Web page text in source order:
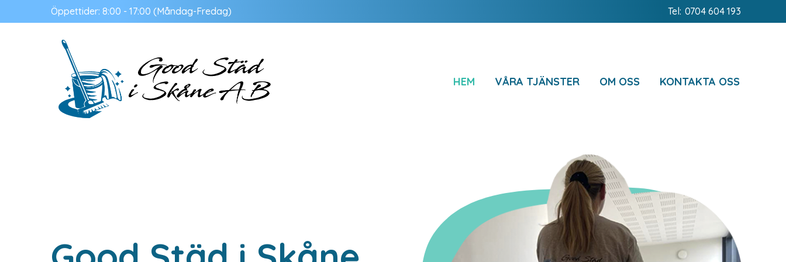
Öppettider: 8:00 - 17:00 (Måndag-Fredag) Tel: 0704 604 193
HEM VÅRA TJÄNSTER OM OSS KONTAKTA OSS